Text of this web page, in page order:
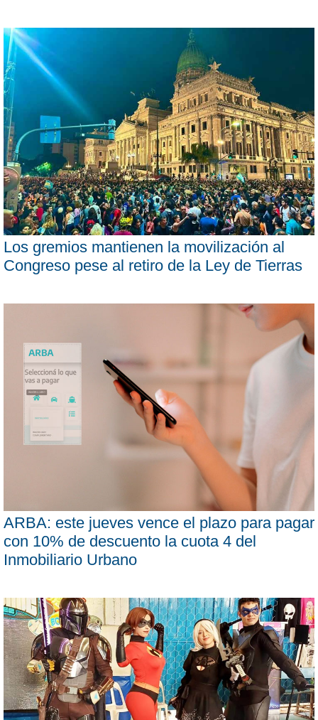
Los gremios mantienen la movilización al
Congreso pese al retiro de la Ley de Tierras
ARBA: este jueves vence el plazo para pagar
con 10% de descuento la cuota 4 del
Inmobiliario Urbano